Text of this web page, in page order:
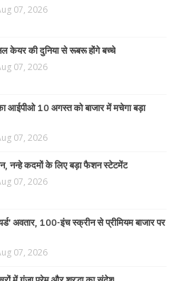
07, 2026
केयर की दुनिया से रूबरू होंगे बच्चे
07, 2026
आईपीओ 10 अगस्त को बाजार में मचेगा बड़ा
07, 2026
नन्हे कदमों के लिए बड़ा फैशन स्टेटमेंट
07, 2026
अवतार, 100-इंच स्क्रीन से प्रीमियम बाजार पर
07, 2026